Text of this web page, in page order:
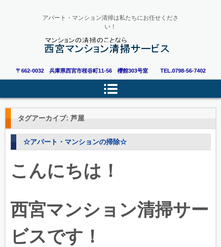
アパート・マンション清掃は私たちにお任せくださ
い！
〒662-0032 兵庫県西宮市桜谷町11-56 櫻館303号室 TEL.0798-56-7402
タグアーカイブ: 芦屋
☆アパート・マンションの掃除☆
こんにちは！
西宮マンション清掃サー
ビスです！